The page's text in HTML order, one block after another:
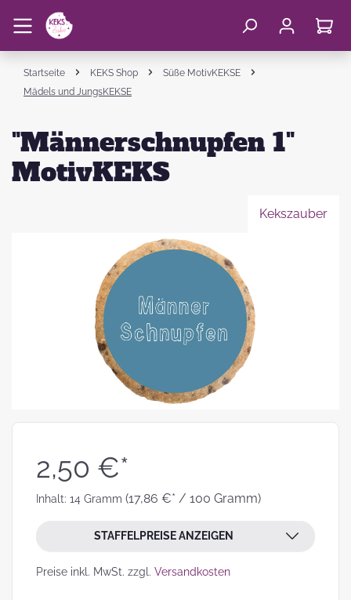
Startseite KEKS Shop
Süße MotivKEKSE
Mädels und JungsKEKSE
"Männerschnupfen 1"
MotivKEKS
Kekszauber
2,50 €*
Inhalt: 14 Gramm (17,86 €* / 100 Gramm)
STAFFELPREISE ANZEIGEN
Preise inkl. MwSt. zzgl. Versandkosten